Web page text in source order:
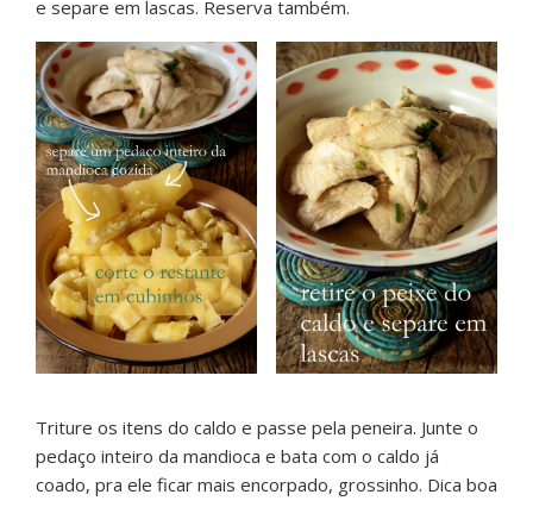
e separe em lascas. Reserva também.
Triture os itens do caldo e passe pela peneira. Junte o
pedaço inteiro da mandioca e bata com o caldo já
coado, pra ele ficar mais encorpado, grossinho. Dica boa